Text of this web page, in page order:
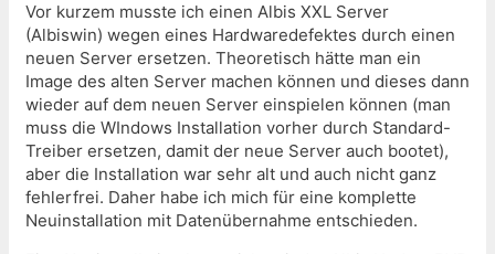
Vor kurzem musste ich einen Albis XXL Server
(Albiswin) wegen eines Hardwaredefektes durch einen
neuen Server ersetzen. Theoretisch hätte man ein
Image des alten Server machen können und dieses dann
wieder auf dem neuen Server einspielen können (man
muss die WIndows Installation vorher durch Standard-
Treiber ersetzen, damit der neue Server auch bootet),
aber die Installation war sehr alt und auch nicht ganz
fehlerfrei. Daher habe ich mich für eine komplette
Neuinstallation mit Datenübernahme entschieden.